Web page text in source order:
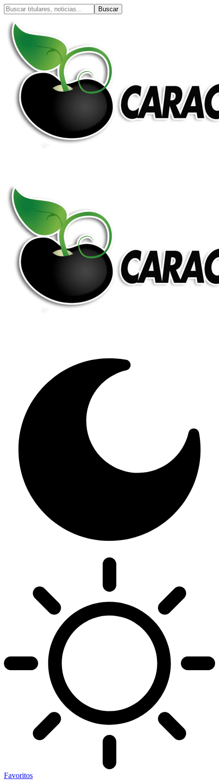
Favoritos